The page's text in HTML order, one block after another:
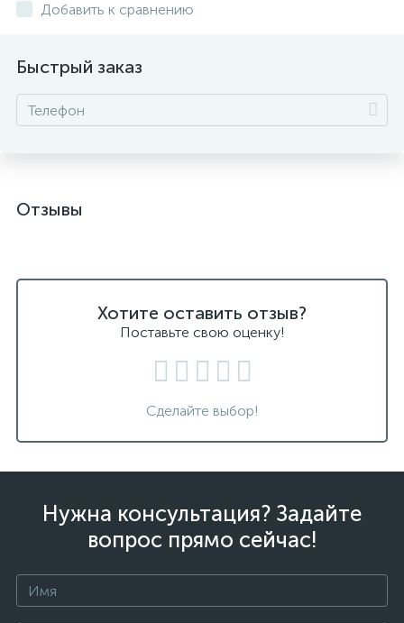
Добавить к сравнению
Быстрый заказ
Отзывы
Хотите оставить отзыв?
Поставьте свою оценку!
Сделайте выбор!
Нужна консультация? Задайте
вопрос прямо сейчас!